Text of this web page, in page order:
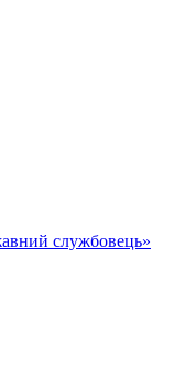
службовець»